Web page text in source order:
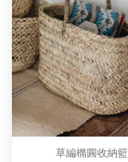
草編橢圓收納籃